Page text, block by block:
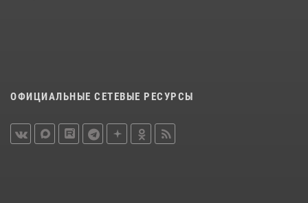
ОФИЦИАЛЬНЫЕ СЕТЕВЫЕ РЕСУРСЫ